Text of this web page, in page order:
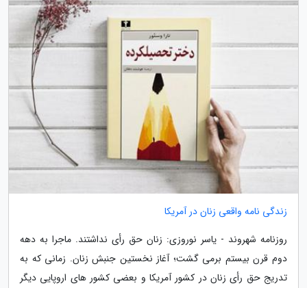
زندگی نامه واقعی زنان در آمریکا
روزنامه شهروند - یاسر نوروزی: زنان حق رأی نداشتند. ماجرا به دهه
دوم قرن بیستم برمی گشت؛ آغاز نخستین جنبش زنان. زمانی که به
تدریج حق رأی زنان در کشور آمریکا و بعضی کشور های اروپایی دیگر